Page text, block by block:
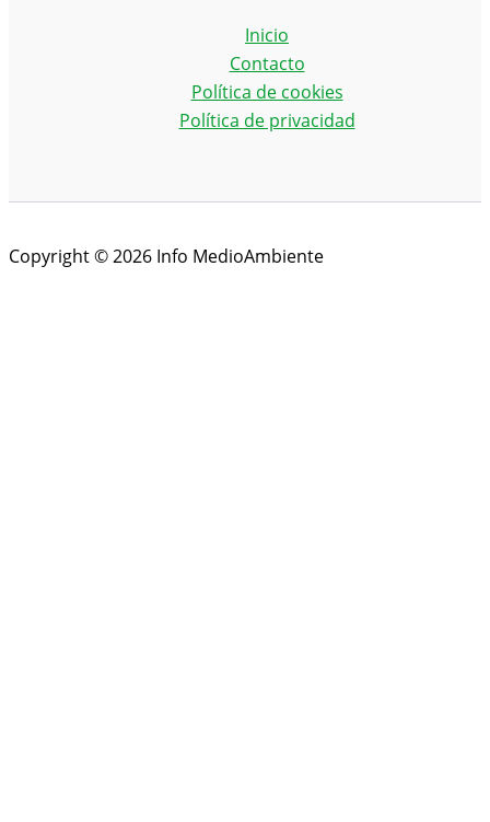
Inicio
Contacto
Política de cookies
Política de privacidad
Copyright © 2026 Info MedioAmbiente